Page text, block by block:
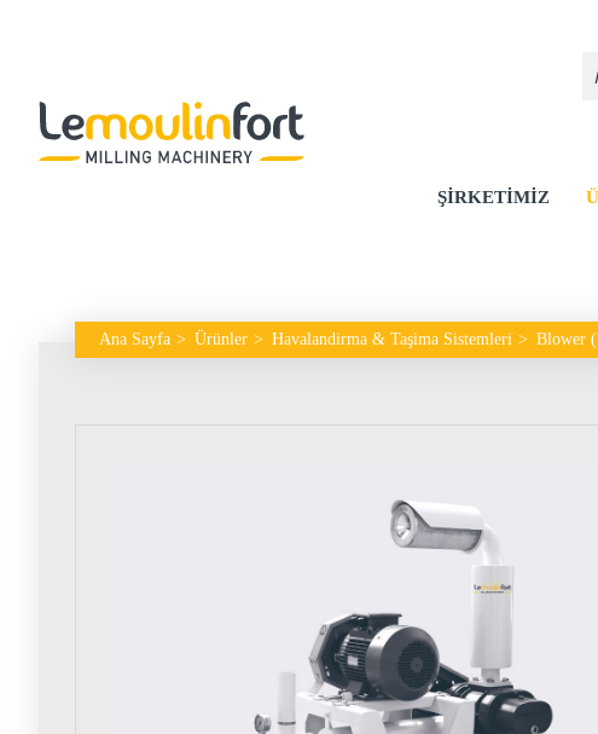
ŞIRKETIMIZ
Ana Sayfa Ürünler Havalandirma & Taşima Sistemleri Blower